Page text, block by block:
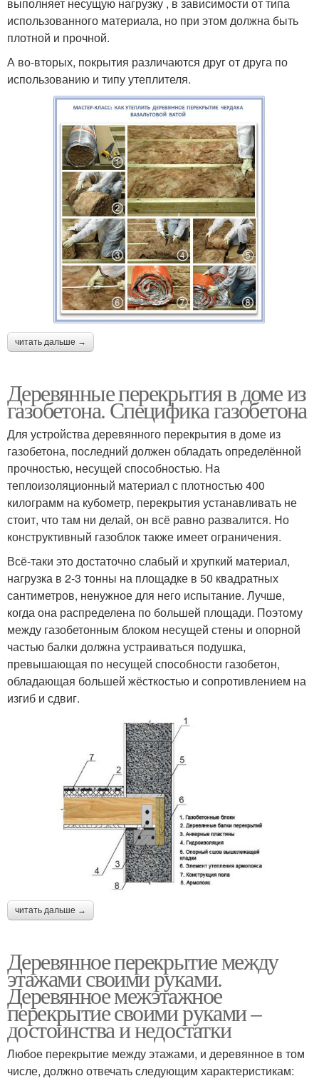
использованного материала, но при этом должна быть
плотной и прочной.
А во-вторых, покрытия различаются друг от друга по
использованию и типу утеплителя.
читать дальше →
Деревянные перекрытия в доме из
газобетона. Специфика газобетона
Для устройства деревянного перекрытия в доме из
газобетона, последний должен обладать определённой
прочностью, несущей способностью. На
теплоизоляционный материал с плотностью 400
килограмм на кубометр, перекрытия устанавливать не
стоит, что там ни делай, он всё равно развалится. Но
конструктивный газоблок также имеет ограничения.
Всё-таки это достаточно слабый и хрупкий материал,
нагрузка в 2-3 тонны на площадке в 50 квадратных
сантиметров, ненужное для него испытание. Лучше,
когда она распределена по большей площади. Поэтому
между газобетонным блоком несущей стены и опорной
частью балки должна устраиваться подушка,
превышающая по несущей способности газобетон,
обладающая большей жёсткостью и сопротивлением на
изгиб и сдвиг.
читать дальше →
Деревянное перекрытие между
этажами своими руками.
Деревянное межэтажное
перекрытие своими руками –
достоинства и недостатки
Любое перекрытие между этажами, и деревянное в том
числе, должно отвечать следующим характеристикам: